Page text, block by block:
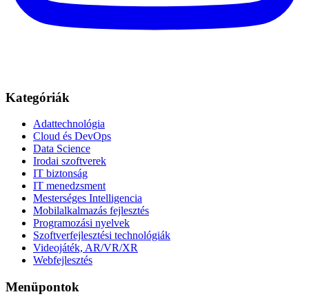
Kategóriák
Adattechnológia
Cloud és DevOps
Data Science
Irodai szoftverek
IT biztonság
IT menedzsment
Mesterséges Intelligencia
Mobilalkalmazás fejlesztés
Programozási nyelvek
Szoftverfejlesztési technológiák
Videojáték, AR/VR/XR
Webfejlesztés
Menüpontok